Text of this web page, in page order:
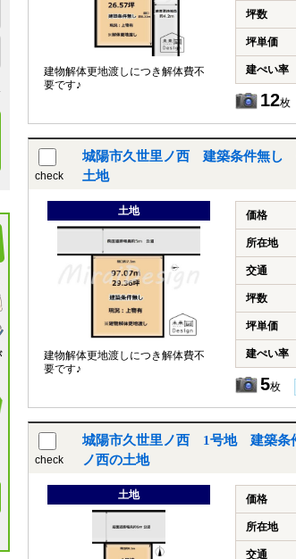
建物解体更地渡しにつき解体費不
要です♪
坪数
坪単価
建ぺい率
12
check
城陽市久世里ノ西 建築条件無し
土地
土地
建物解体更地渡しにつき解体費不
要です♪
価格
所在地
交通
坪数
坪単価
建ぺい率
5枚
check
城陽市久世里ノ西 1号地 建築条
ノ西の土地
土地 価格
所在地
交通